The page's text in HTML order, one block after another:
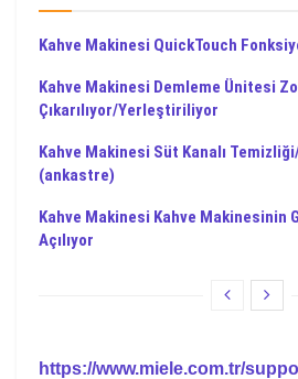
Kahve Makinesi QuickTouch
Kahve Makinesi Demleme Ünitesi
Çıkarılıyor/Yerleştiriliyor
Kahve Makinesi Süt Kanalı
(ankastre)
Kahve Makinesi Kahve Makinesinin
Açılıyor
https://www.miele.com.tr/